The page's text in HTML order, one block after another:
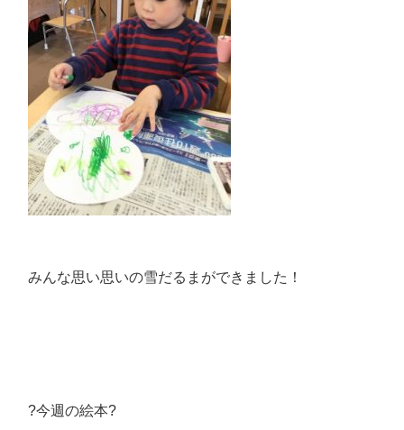
みんな思い思いの雪だるまができました！
?今週の絵本?